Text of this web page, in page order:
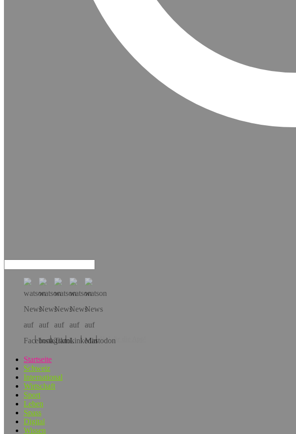
Hol dir die App!
Startseite
Schweiz
International
Wirtschaft
Sport
Leben
Spass
Digital
Wissen